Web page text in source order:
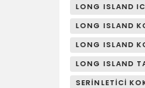
LONG ISLAND
LONG ISLAND
LONG ISLAND
LONG ISLAND
SERINLETICI